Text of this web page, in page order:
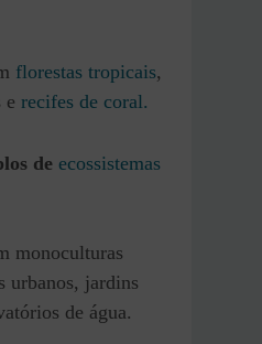
florestas tropicais,
e recifes de coral.
de ecossistemas
monoculturas
urbanos, jardins
de água.